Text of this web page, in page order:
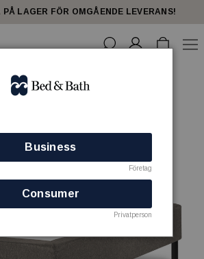
PÅ LAGER FÖR OMGÅENDE LEVERANS!
Business
Företag
Consumer
Privatperson